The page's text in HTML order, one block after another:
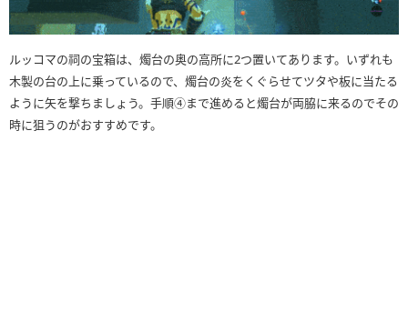
ルッコマの祠の宝箱は、燭台の奥の高所に2つ置いてあります。いずれも
木製の台の上に乗っているので、燭台の炎をくぐらせてツタや板に当たる
ように矢を撃ちましょう。手順④まで進めると燭台が両脇に来るのでその
時に狙うのがおすすめです。